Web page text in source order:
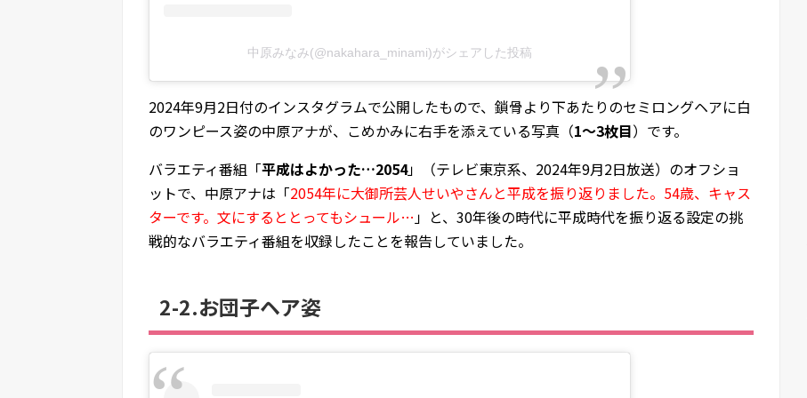
中原みなみ(@nakahara_minami)がシェアした投稿
2024年9月2日付のインスタグラムで公開したもので、鎖骨より下あたりのセミロングヘアに白
のワンピース姿の中原アナが、こめかみに右手を添えている写真（1～3枚目）です。
バラエティ番組「平成はよかった…2054」（テレビ東京系、2024年9月2日放送）のオフショ
ットで、中原アナは「2054年に大御所芸人せいやさんと平成を振り返りました。54歳、キャス
ターです。文にするととってもシュール…」と、30年後の時代に平成時代を振り返る設定の挑
戦的なバラエティ番組を収録したことを報告していました。
2-2.お団子ヘア姿